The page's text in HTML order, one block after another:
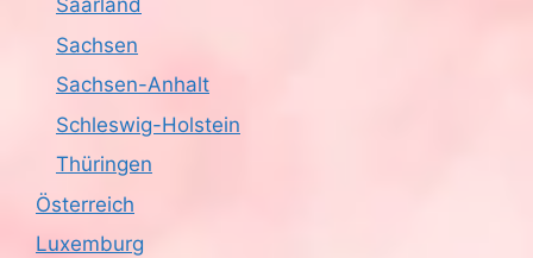
Saarland
Sachsen
Sachsen-Anhalt
Schleswig-Holstein
Thüringen
Österreich
Luxemburg